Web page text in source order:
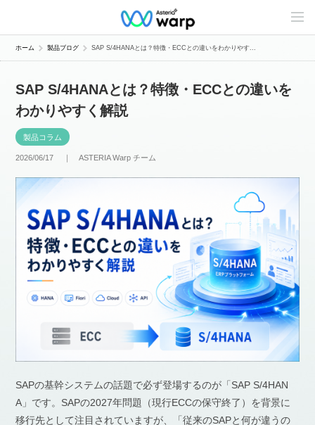
C
n
e
ホーム 製品ブログ SAP S/4HANAとは？特徴・ECCとの違いをわかりやす...
SAP S/4HANAとは？特徴・ECCとの違いを
わかりやすく解説
製品コラム
2026/06/17 ｜ASTERIA Warp チーム
SAPの基幹システムの話題で必ず登場するのが「SAP S/4HAN
A」です。SAPの2027年問題（現行ECCの保守終了）を背景に
移行先として注目されていますが、「従来のSAPと何が違うの